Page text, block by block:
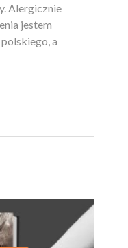
Alergicznie
jestem
a